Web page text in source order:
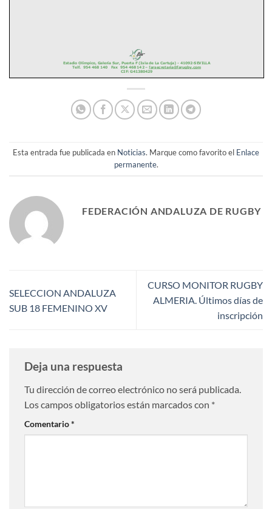
Esta entrada fue publicada en Noticias. Marque como favorito el Enlace
permanente.
FEDERACIÓN ANDALUZA DE RUGBY
SELECCION ANDALUZA
SUB 18 FEMENINO XV
CURSO MONITOR RUGBY
ALMERIA. Últimos días de
inscripción
Deja una respuesta
Tu dirección de correo electrónico no será publicada.
Los campos obligatorios están marcados con *
Comentario*